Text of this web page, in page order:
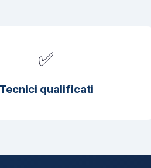
✅
Tecnici qualificati